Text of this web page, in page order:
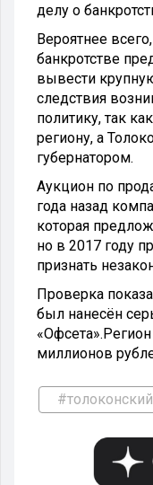
делу о
Вероятнее
банкротстве
вывести
следствия
политику, так
региону, а
губернатором.
Аукцион по
года назад
которая
но в 2017 году
признать
Проверка
был нанесён
миллионов
#толоконский